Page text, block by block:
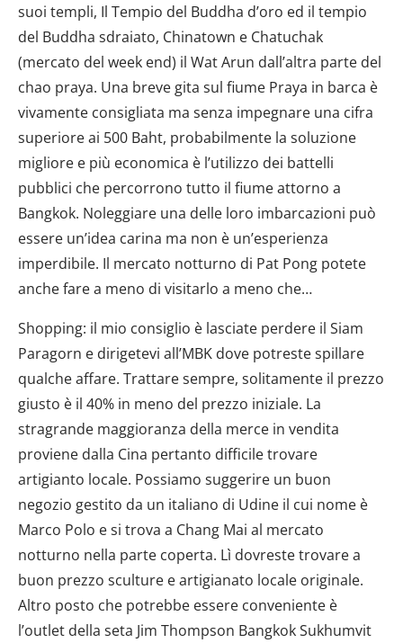
suoi templi, Il Tempio del Buddha d’oro ed il tempio
del Buddha sdraiato, Chinatown e Chatuchak
(mercato del week end) il Wat Arun dall’altra parte del
chao praya. Una breve gita sul fiume Praya in barca è
vivamente consigliata ma senza impegnare una cifra
superiore ai 500 Baht, probabilmente la soluzione
migliore e più economica è l’utilizzo dei battelli
pubblici che percorrono tutto il fiume attorno a
Bangkok. Noleggiare una delle loro imbarcazioni può
essere un’idea carina ma non è un’esperienza
imperdibile. Il mercato notturno di Pat Pong potete
anche fare a meno di visitarlo a meno che…
Shopping: il mio consiglio è lasciate perdere il Siam
Paragorn e dirigetevi all’MBK dove potreste spillare
qualche affare. Trattare sempre, solitamente il prezzo
giusto è il 40% in meno del prezzo iniziale. La
stragrande maggioranza della merce in vendita
proviene dalla Cina pertanto difficile trovare
artigianto locale. Possiamo suggerire un buon
negozio gestito da un italiano di Udine il cui nome è
Marco Polo e si trova a Chang Mai al mercato
notturno nella parte coperta. Lì dovreste trovare a
buon prezzo sculture e artigianato locale originale.
Altro posto che potrebbe essere conveniente è
l’outlet della seta Jim Thompson Bangkok Sukhumvit